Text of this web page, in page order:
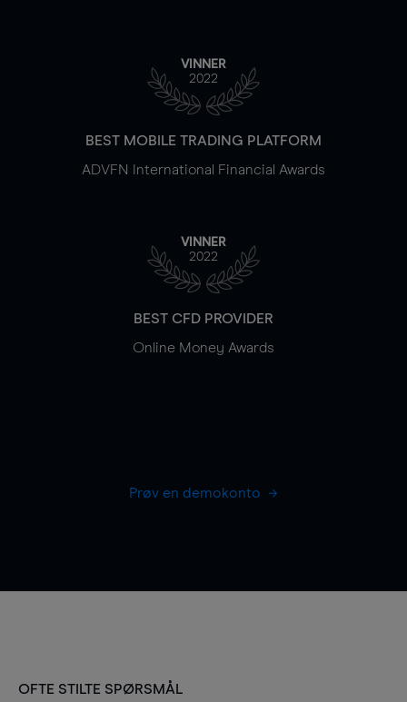
VINNER
2022
BEST MOBILE TRADING PLATFORM
ADVFN International Financial Awards
VINNER
2022
BEST CFD PROVIDER
Online Money Awards
Prøv en demokonto
OFTE STILTE SPØRSMÅL